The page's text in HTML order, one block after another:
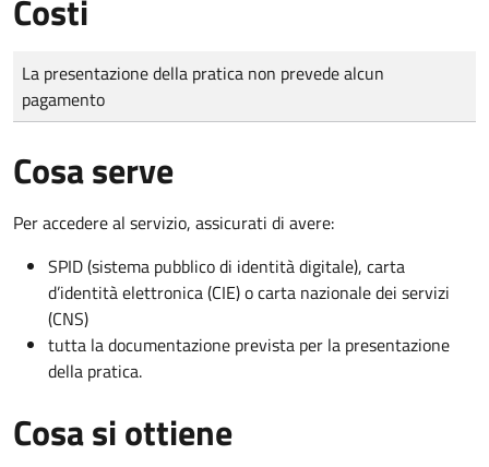
Costi
Tipo di pagamento
Importo
La presentazione della pratica non prevede alcun
pagamento
Cosa serve
Per accedere al servizio, assicurati di avere:
SPID (sistema pubblico di identità digitale), carta
d’identità elettronica (CIE) o carta nazionale dei servizi
(CNS)
tutta la documentazione prevista per la presentazione
della pratica.
Cosa si ottiene